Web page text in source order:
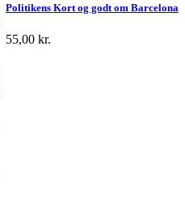
Politikens Kort og godt om Barcelona
55,00 kr.